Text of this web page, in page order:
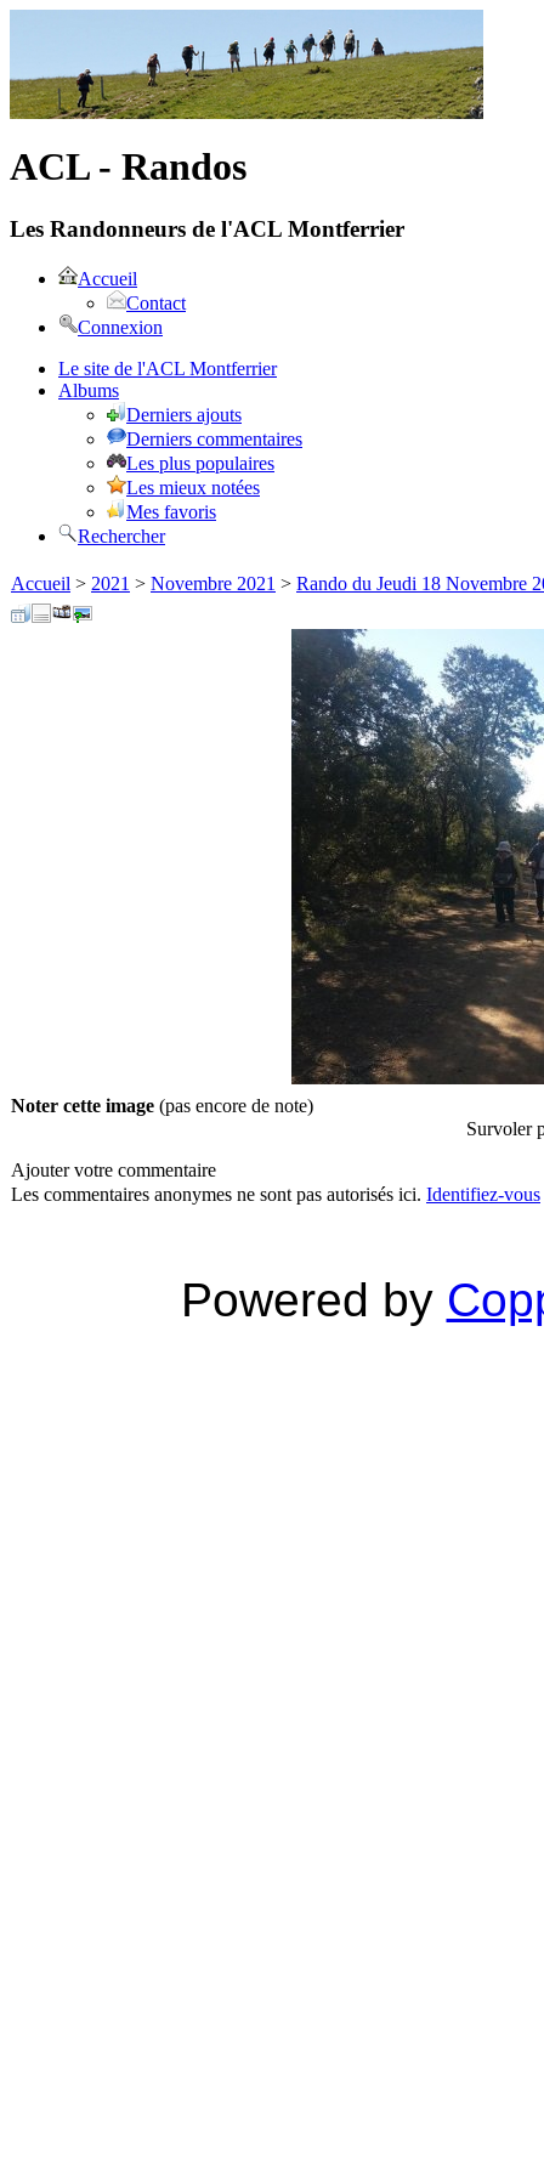
ACL - Randos
Les Randonneurs de l'ACL Montferrier
Accueil
Contact
Connexion
Le site de l'ACL Montferrier
Albums
Derniers ajouts
Derniers commentaires
Les plus populaires
Les mieux notées
Mes favoris
Rechercher
Accueil > 2021 > Novembre 2021 > Rando du Jeudi 18 Novembre
Noter cette image (pas encore de note)
Survoler
Ajouter votre commentaire
Les commentaires anonymes ne sont pas autorisés ici. Identifiez-vous
Powered by